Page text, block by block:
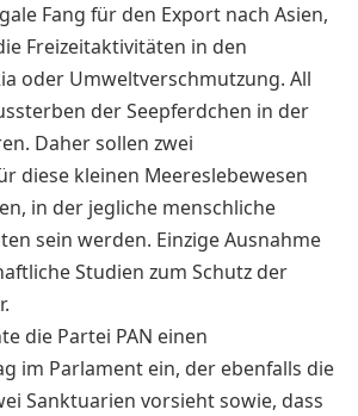
Fang für den Export nach Asien,
Freizeitaktivitäten in den
oder Umweltverschmutzung. All
der Seepferdchen in der
Daher sollen zwei
diese kleinen Meereslebewesen
in der jegliche menschliche
sein werden. Einzige Ausnahme
Studien zum Schutz der
die Partei PAN einen
im Parlament ein, der ebenfalls die
Sanktuarien vorsieht sowie, dass